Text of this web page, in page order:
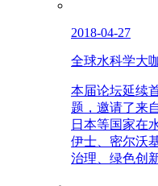
2018-04-27
全球水科学大
本届论坛延续
题，邀请了来
日本等国家在
伊士、密尔沃
治理、绿色创